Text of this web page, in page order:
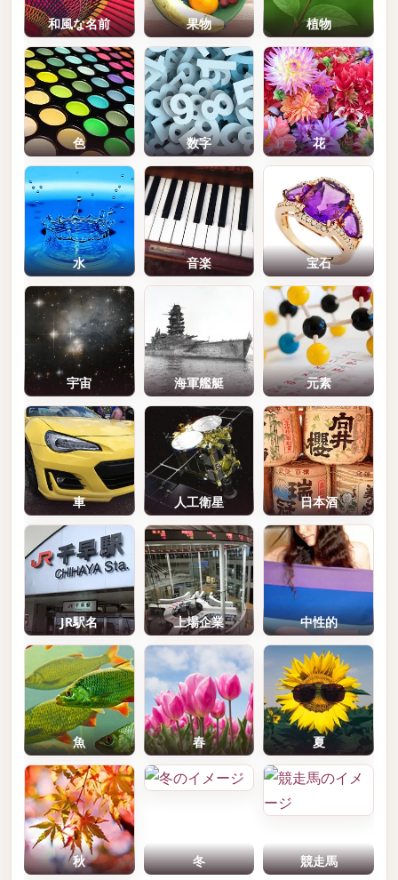
和風な名前 果物 植物
色 数字 花
水 音楽 宝石
宇宙 海軍艦艇 元素
車 人工衛星 日本酒
JR駅名 上場企業 中性的
魚 春 夏
秋 冬 競走馬